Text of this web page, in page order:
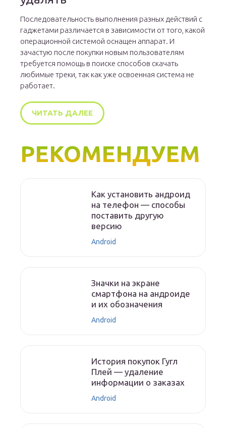
Последовательность выполнения разных действий с
гаджетами различается в зависимости от того, какой
операционной системой оснащен аппарат. И
зачастую после покупки новым пользователям
требуется помощь в поиске способов скачать
любимые треки, так как уже освоенная система не
работает.
ЧИТАТЬ ДАЛЕЕ
РЕКОМЕНДУЕМ
Как установить андроид
на телефон — способы
поставить другую
версию
Android
Значки на экране
смартфона на андроиде
и их обозначения
Android
История покупок Гугл
Плей — удаление
информации о заказах
Android